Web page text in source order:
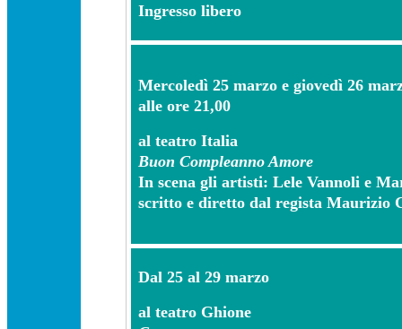
Ingresso libero
Mercoledì 25 marzo e giovedì 26
alle ore 21,00
al teatro Italia
Buon Compleanno Amore
In scena gli artisti: Lele Vannoli e
scritto e diretto dal regista Maurizio
Dal 25 al 29 marzo
al teatro Ghione